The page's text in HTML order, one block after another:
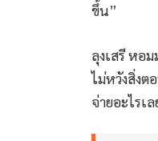
ขึ้น”
ลุงเสรี หอ
ไม่หวังสิ่งต
จ่ายอะไรเ